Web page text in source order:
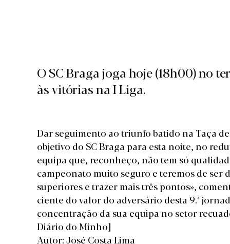
O SC Braga joga hoje (18h00) no
às vitórias na I Liga.
Dar seguimento ao triunfo batido na Taça
objetivo do SC Braga para esta noite, no
equipa que, reconheço, não tem só
campeonato muito seguro e teremos de
superiores e trazer mais três pontos»,
ciente do valor do adversário desta 9.ª
concentração da sua equipa no setor
Diário do Minho]
Autor: José Costa Lima